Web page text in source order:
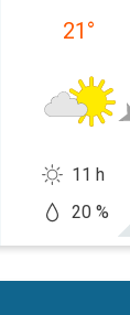
21 °
11 h
20 %